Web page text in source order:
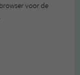
voor de